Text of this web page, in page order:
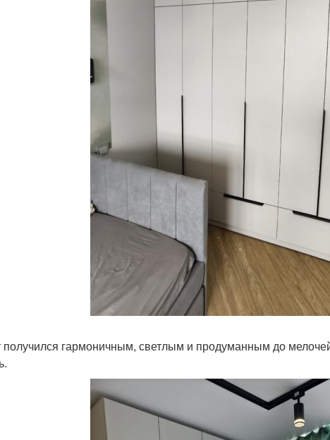
получился гармоничным, светлым и продуманным до